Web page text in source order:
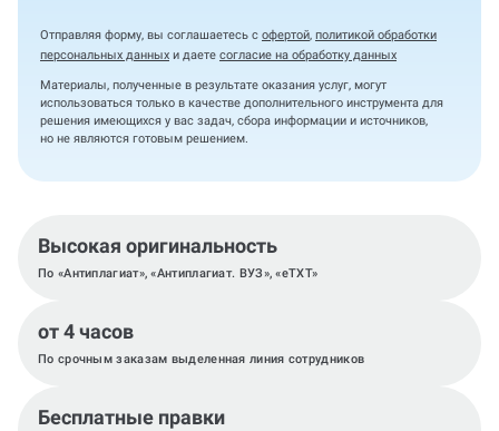
Отправляя форму, вы соглашаетесь с офертой, политикой обработки
персональных данных и даете согласие на обработку данных
Материалы, полученные в результате оказания услуг, могут
использоваться только в качестве дополнительного инструмента для
решения имеющихся у вас задач, сбора информации и источников,
но не являются готовым решением.
Высокая оригинальность
По «Антиплагиат», «Антиплагиат. ВУЗ», «eTXT»
от 4 часов
По срочным заказам выделенная линия сотрудников
Бесплатные правки